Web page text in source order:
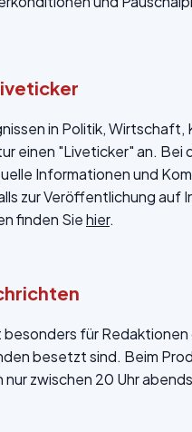
in Politik,
einen "Liveticker" an. Bei
Informationen und
zur Veröffentlichung auf
finden Siehier.
besonders für
besetzt sind. Beim
zwischen 20 Uhr